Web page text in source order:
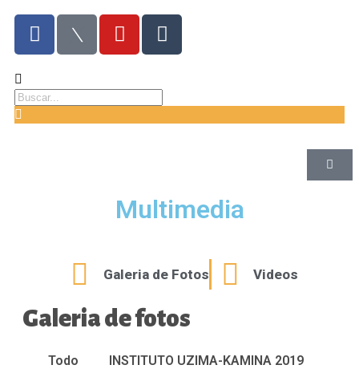
Multimedia
Galeria de Fotos Videos
Galeria de fotos
Todo
INSTITUTO UZIMA-KAMINA 2019